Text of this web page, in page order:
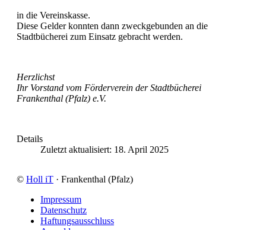
in die Vereinskasse.
Diese Gelder konnten dann zweckgebunden an die
Stadtbücherei zum Einsatz gebracht werden.
Herzlichst
Ihr Vorstand vom Förderverein der Stadtbücherei
Frankenthal (Pfalz) e.V.
Details
Zuletzt aktualisiert: 18. April 2025
© Holl iT · Frankenthal (Pfalz)
Impressum
Datenschutz
Haftungsausschluss